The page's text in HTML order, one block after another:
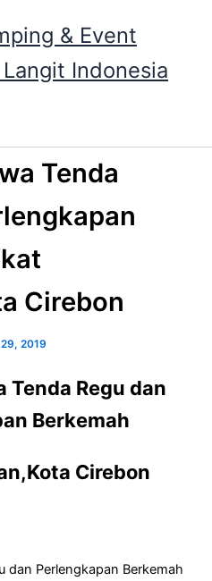
& Event
Indonesia
Tenda
Cirebon
2019
Tenda Regu dan
Berkemah
Cirebon
dan Perlengkapan Berkemah